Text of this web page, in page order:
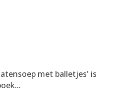
met balletjes' is